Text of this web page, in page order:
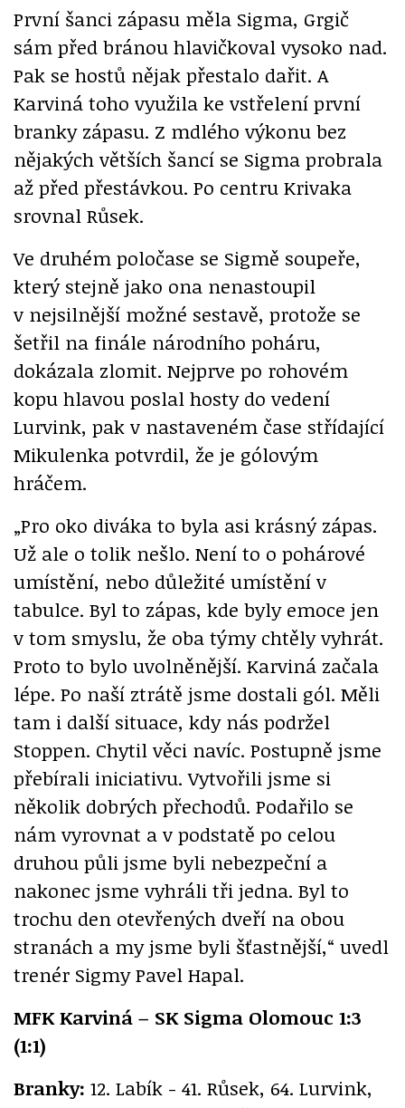
První šanci zápasu měla Sigma, Grgič
sám před bránou hlavičkoval vysoko nad.
Pak se hostů nějak přestalo dařit. A
Karviná toho využila ke vstřelení první
branky zápasu. Z mdlého výkonu bez
nějakých větších šancí se Sigma probrala
až před přestávkou. Po centru Krivaka
srovnal Růsek.
Ve druhém poločase se Sigmě soupeře,
který stejně jako ona nenastoupil
v nejsilnější možné sestavě, protože se
šetřil na finále národního poháru,
dokázala zlomit. Nejprve po rohovém
kopu hlavou poslal hosty do vedení
Lurvink, pak v nastaveném čase střídající
Mikulenka potvrdil, že je gólovým
hráčem.
„Pro oko diváka to byla asi krásný zápas.
Už ale o tolik nešlo. Není to o pohárové
umístění, nebo důležité umístění v
tabulce. Byl to zápas, kde byly emoce jen
v tom smyslu, že oba týmy chtěly vyhrát.
Proto to bylo uvolněnější. Karviná začala
lépe. Po naší ztrátě jsme dostali gól. Měli
tam i další situace, kdy nás podržel
Stoppen. Chytil věci navíc. Postupně jsme
přebírali iniciativu. Vytvořili jsme si
několik dobrých přechodů. Podařilo se
nám vyrovnat a v podstatě po celou
druhou půli jsme byli nebezpeční a
nakonec jsme vyhráli tři jedna. Byl to
trochu den otevřených dveří na obou
stranách a my jsme byli šťastnější,“ uvedl
trenér Sigmy Pavel Hapal.
MFK Karviná – SK Sigma Olomouc 1:3
(1:1)
Branky: 12. Labík - 41. Růsek, 64. Lurvink,